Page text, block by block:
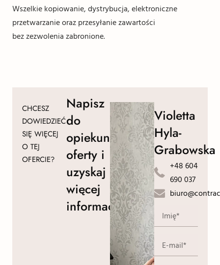
Wszelkie kopiowanie, dystrybucja, elektroniczne
przetwarzanie oraz przesyłanie zawartości
bez zezwolenia zabronione.
CHCESZ
DOWIEDZIEĆ
SIĘ WIĘCEJ
O TEJ
OFERCIE?
Napisz
do
opiekuna
oferty i
uzyskaj
więcej
informacji!
Violetta
Hyla-
Grabowska
+48 604
690 037